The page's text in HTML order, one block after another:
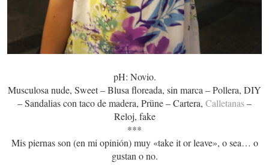
pH: Novio.
Musculosa nude, Sweet – Blusa floreada, sin marca – Pollera, DIY
– Sandalias con taco de madera, Prüne – Cartera, Calletanas–
Reloj, fake
***
Mis piernas son (en mi opinión) muy «take it or leave», o sea… o
gustan o no.